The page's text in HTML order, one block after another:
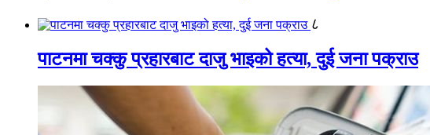
८
पाटनमा चक्कु प्रहारबाट दाजु भाइको हत्या, दुई जना पक्राउ